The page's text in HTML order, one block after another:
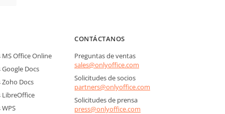
MS Office Online
Google Docs
Zoho Docs
LibreOffice
WPS
CONTÁCTANOS
Preguntas de ventas
sales@onlyoffice.com
Solicitudes de socios
partners@onlyoffice.com
Solicitudes de prensa
press@onlyoffice.com